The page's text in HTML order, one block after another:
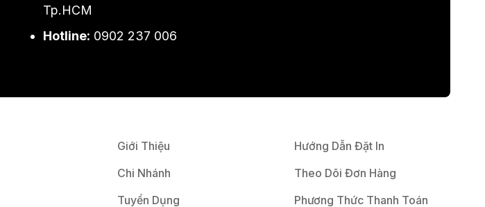
Tp.HCM
Hotline: 0902 237 006
Giới Thiệu
Chi Nhánh
Tuyển Dụng
Hướng Dẫn Đặt In
Theo Dõi Đơn Hàng
Phương Thức Thanh Toán